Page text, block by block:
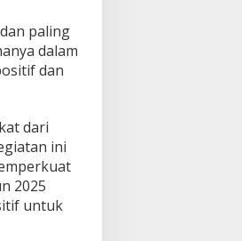
paling
dalam
dan
dari
ini
2025
untuk